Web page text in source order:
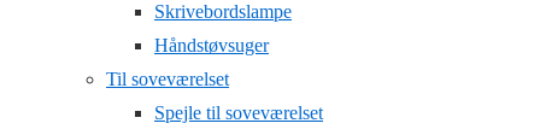
Skrivebordslampe
Håndstøvsuger
Til soveværelset
Spejle til soveværelset